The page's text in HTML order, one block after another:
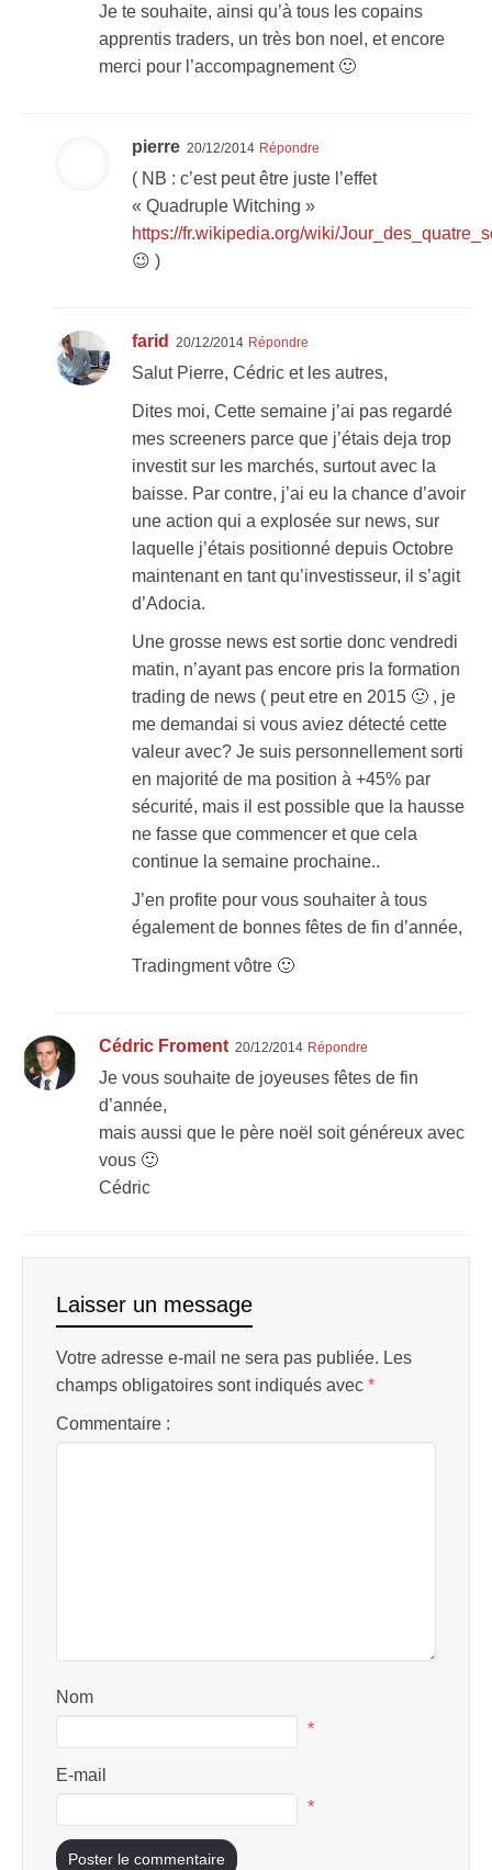
Je te souhaite, ainsi qu’à tous les copains
apprentis traders, un très bon noel, et encore
merci pour l’accompagnement 🙂
pierre 20/12/2014 Répondre
( NB : c’est peut être juste l’effet
« Quadruple Witching »
https://fr.wikipedia.org/wiki/
😉 )
farid 20/12/2014 Répondre
Salut Pierre, Cédric et les autres,
Dites moi, Cette semaine j’ai pas regardé
mes screeners parce que j’étais deja trop
investit sur les marchés, surtout avec la
baisse. Par contre, j’ai eu la chance d’avoir
une action qui a explosée sur news, sur
laquelle j’étais positionné depuis Octobre
maintenant en tant qu’investisseur, il s’agit
d’Adocia.
Une grosse news est sortie donc vendredi
matin, n’ayant pas encore pris la formation
trading de news ( peut etre en 2015 🙂 , je
me demandai si vous aviez détecté cette
valeur avec? Je suis personnellement sorti
en majorité de ma position à +45% par
sécurité, mais il est possible que la hausse
ne fasse que commencer et que cela
continue la semaine prochaine..
J’en profite pour vous souhaiter à tous
également de bonnes fêtes de fin d’année,
Tradingment vôtre 🙂
Cédric Froment 20/12/2014 Répondre
Je vous souhaite de joyeuses fêtes de fin
d’année,
mais aussi que le père noël soit généreux avec
vous 🙂
Cédric
Laisser un message
Votre adresse e-mail ne sera pas publiée. Les
champs obligatoires sont indiqués avec *
Commentaire :
Nom
*
E-mail
*